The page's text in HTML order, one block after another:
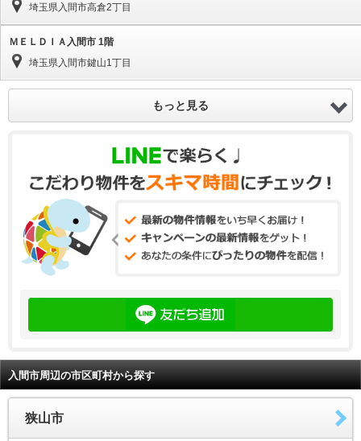
埼玉県入間市高倉2丁目
ＭＥＬＤＩＡ入間市 1階
埼玉県入間市鍵山1丁目
もっと見る
入間市周辺の市区町村から探す
狭山市